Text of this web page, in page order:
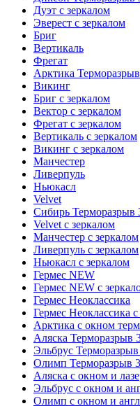
Дуэт с зеркалом
Эверест с зеркалом
Бриг
Вертикаль
Фрегат
Арктика
Викинг
Бриг с зеркалом
Вектор с зеркалом
Фрегат с зеркалом
Вертикаль с зеркалом
Викинг с зеркалом
Манчестер
Ливерпуль
Ньюкасл
Velvet
Сибирь Терморазрыв
Velvet с зеркалом
Манчестер с зеркалом
Ливерпуль с зеркалом
Ньюкасл с зеркалом
Гермес NEW
Гермес NEW с
Гермес Неоклассика
Гермес Неоклассика
Арктика с окном
Аляска Терморазрыв
Эльбрус
Олимп Терморазрыв
Аляска с окном и
Эльбрус с окном и
Олимп с окном и